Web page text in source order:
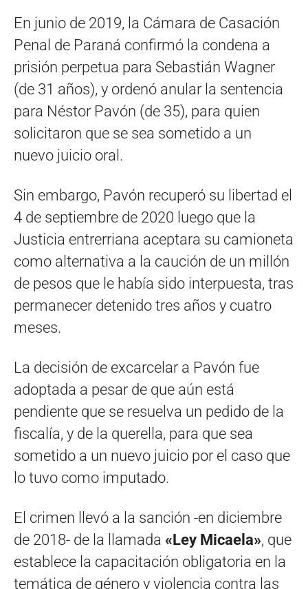
En junio de 2019, la Cámara de Casación
Penal de Paraná confirmó la condena a
prisión perpetua para Sebastián Wagner
(de 31 años), y ordenó anular la sentencia
para Néstor Pavón (de 35), para quien
solicitaron que se sea sometido a un
nuevo juicio oral.
Sin embargo, Pavón recuperó su libertad el
4 de septiembre de 2020 luego que la
Justicia entrerriana aceptara su camioneta
como alternativa a la caución de un millón
de pesos que le había sido interpuesta, tras
permanecer detenido tres años y cuatro
meses.
La decisión de excarcelar a Pavón fue
adoptada a pesar de que aún está
pendiente que se resuelva un pedido de la
fiscalía, y de la querella, para que sea
sometido a un nuevo juicio por el caso que
lo tuvo como imputado.
El crimen llevó a la sanción -en diciembre
de 2018- de la llamada «Ley Micaela», que
establece la capacitación obligatoria en la
temática de género y violencia contra las